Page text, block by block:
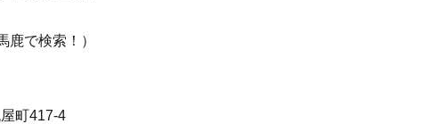
鹿で検索！）
町417-4